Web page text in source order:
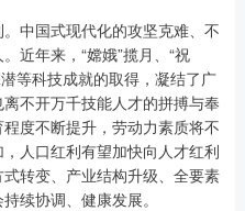
中国式现代化的攻坚克难、不
近年来，“嫦娥”揽月、“祝
等科技成就的取得，凝结了广
不开万千技能人才的拼搏与奉
度不断提升，劳动力素质将不
人口红利有望加快向人才红利
转变、产业结构升级、全要素
续协调、健康发展。